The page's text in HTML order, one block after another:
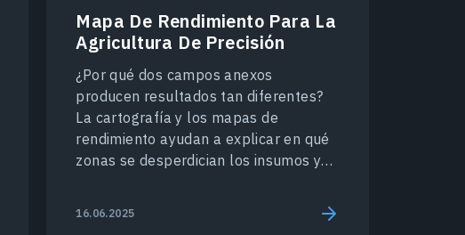
Mapa De Rendimiento Para La
Agricultura De Precisión
¿Por qué dos campos anexos
producen resultados tan diferentes?
La cartografía y los mapas de
rendimiento ayudan a explicar en qué
zonas se desperdician los insumos y
16.06.2025